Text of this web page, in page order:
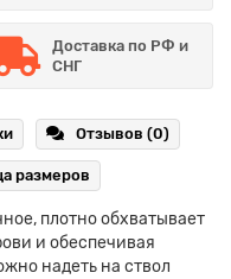
Доставка по РФ и
СНГ
Отзывов (0)
размеров
плотно обхватывает
и обеспечивая
надеть на ствол